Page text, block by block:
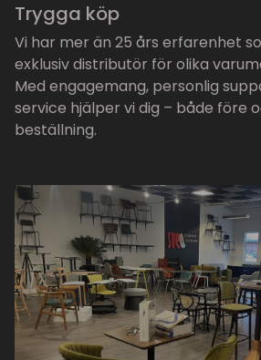
Trygga köp
Vi har mer än 25 års erfarenhet
exklusiv distributör för olika
Med engagemang, personlig
service hjälper vi dig – både före
beställning.